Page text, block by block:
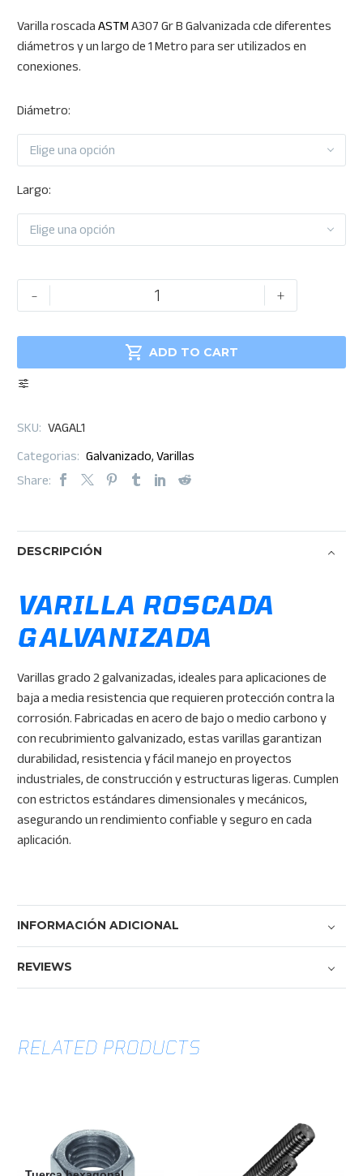
$2,057.76
Varilla roscada ASTM A307 Gr B Galvanizada cde diferentes
diámetros y un largo de 1 Metro para ser utilizados en
conexiones.
Diámetro
Elige una opción
Largo
Elige una opción
-
roscada
+
 ADD TO CART
SKU: VAGAL1
Categorias: Galvanizado, Varillas
Share:
DESCRIPCIÓN
VARILLA ROSCADA
GALVANIZADA
Varillas grado 2 galvanizadas, ideales para aplicaciones de
baja a media resistencia que requieren protección contra la
corrosión. Fabricadas en acero de bajo o medio carbono y
con recubrimiento galvanizado, estas varillas garantizan
durabilidad, resistencia y fácil manejo en proyectos
industriales, de construcción y estructuras ligeras. Cumplen
con estrictos estándares dimensionales y mecánicos,
asegurando un rendimiento confiable y seguro en cada
aplicación.
INFORMACIÓN ADICIONAL
REVIEWS
RELATED PRODUCTS
hexagonal
Grado
2
roscada
B7
ASTM